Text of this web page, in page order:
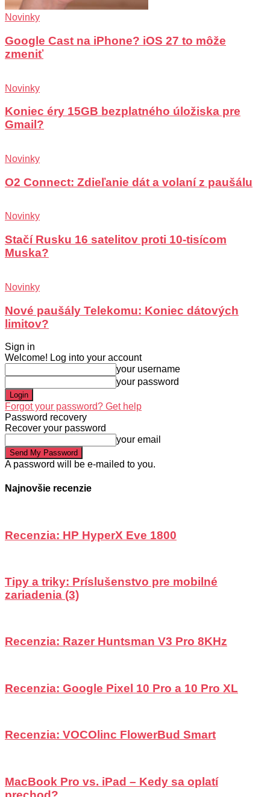
Novinky
Google Cast na iPhone? iOS 27 to môže
zmeniť
Novinky
Koniec éry 15GB bezplatného úložiska pre
Gmail?
Novinky
O2 Connect: Zdieľanie dát a volaní z paušálu
Novinky
Stačí Rusku 16 satelitov proti 10-tisícom
Muska?
Novinky
Nové paušály Telekomu: Koniec dátových
limitov?
Sign in
Welcome! Log into your account
your username
your password
Forgot your password? Get help
Password recovery
Recover your password
your email
A password will be e-mailed to you.
Najnovšie recenzie
Recenzia: HP HyperX Eve 1800
Tipy a triky: Príslušenstvo pre mobilné
zariadenia (3)
Recenzia: Razer Huntsman V3 Pro 8KHz
Recenzia: Google Pixel 10 Pro a 10 Pro XL
Recenzia: VOCOlinc FlowerBud Smart
MacBook Pro vs. iPad – Kedy sa oplatí